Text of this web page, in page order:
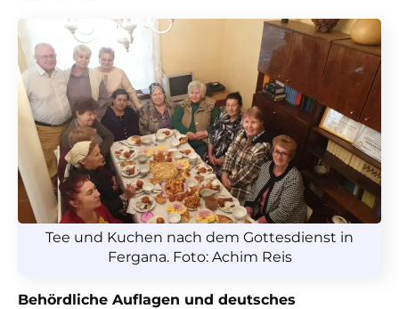
Tee und Kuchen nach dem Gottesdienst in
Fergana. Foto: Achim Reis
Behördliche Auflagen und deutsches